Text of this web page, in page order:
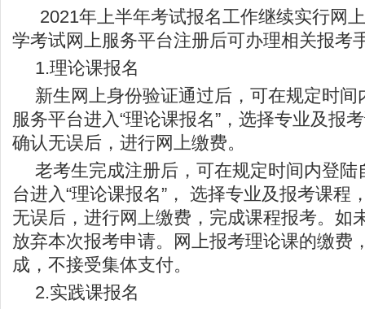
2021年上半年考试报名工作继续实行网
学考试网上服务平台注册后可办理相关报考
1.理论课报名
新生网上身份验证通过后，可在规定时
服务平台进入“理论课报名”，选择专业及报
确认无误后，进行网上缴费。
老考生完成注册后，可在规定时间内登陆
台进入“理论课报名”， 选择专业及报考课程
无误后，进行网上缴费，完成课程报考。如
放弃本次报考申请。网上报考理论课的缴费
成，不接受集体支付。
2.实践课报名